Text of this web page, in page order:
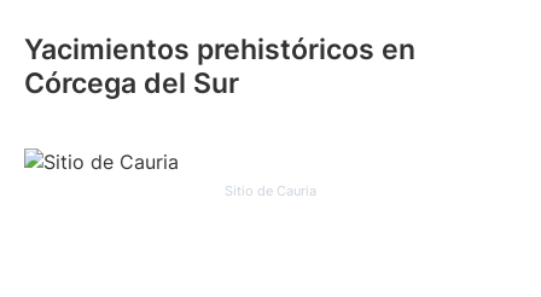
Yacimientos prehistóricos en
Córcega del Sur
Sitio de Cauria